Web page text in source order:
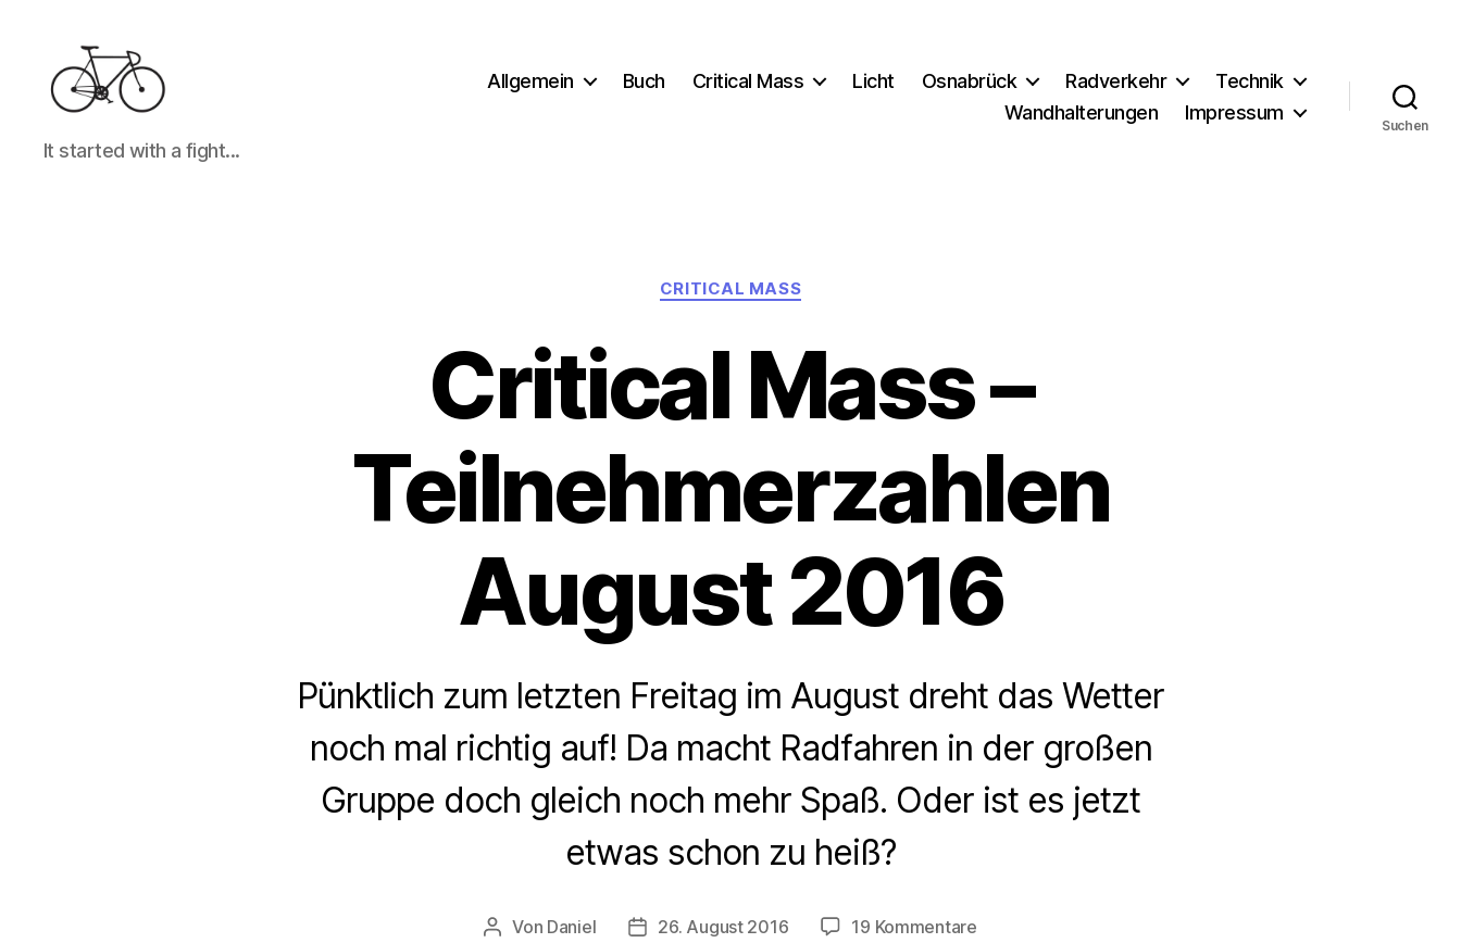
It
started
It started with a fight...
Allgemein Buch Critical Mass Licht Osnabrück Radverkehr
Technik
Wandhalterungen
Impressum
Suchen
Kategorien
CRITICAL MASS
Critical Mass –
Teilnehmerzahlen
August 2016
Pünktlich zum letzten Freitag im August dreht das Wetter
noch mal richtig auf! Da macht Radfahren in der großen
Gruppe doch gleich noch mehr Spaß. Oder ist es jetzt
etwas schon zu heiß?
Beitragsautor
Von Daniel Beitragsdatum
26. August 2016 19 Kommentarezu